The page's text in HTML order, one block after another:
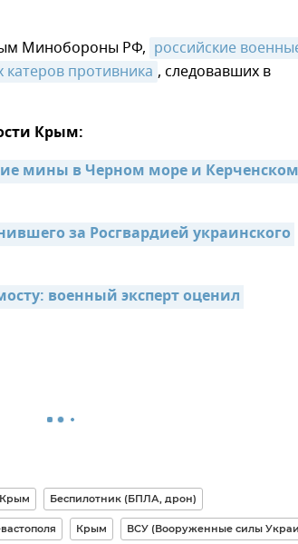
Минобороны РФ, российские
противника , следовавших в
Крым:
мины в Черном море и Керченском
за Росгвардией украинского
военный эксперт оценил
Беспилотник (БПЛА, дрон)
Крым ВСУ (Вооруженные силы